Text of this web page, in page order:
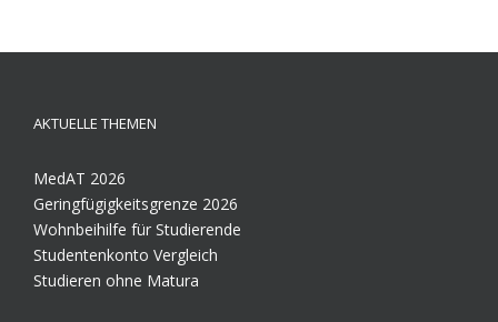
AKTUELLE THEMEN
MedAT 2026
Geringfügigkeitsgrenze 2026
Wohnbeihilfe für Studierende
Studentenkonto Vergleich
Studieren ohne Matura